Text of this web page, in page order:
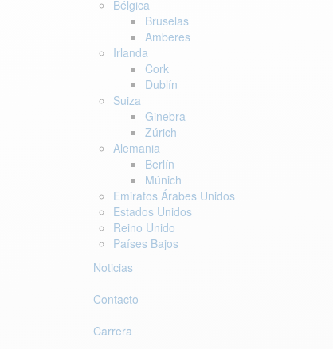
Bélgica
Bruselas
Amberes
Irlanda
Cork
Dublín
Suiza
Ginebra
Zúrich
Alemania
Berlín
Múnich
Emiratos Árabes Unidos
Estados Unidos
Reino Unido
Países Bajos
Noticias
Contacto
Carrera